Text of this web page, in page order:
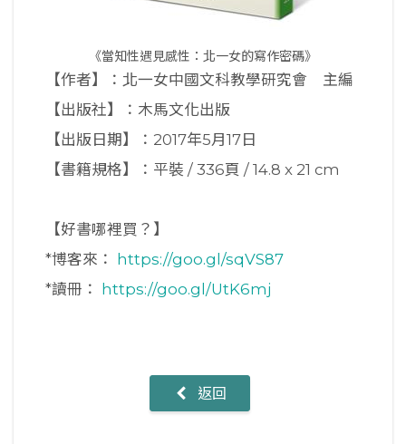
《當知性遇見感性：北一女的寫作密碼》
【作者】：北一女中國文科教學研究會 主編
【出版社】：木馬文化出版
【出版日期】：2017年5月17日
【書籍規格】：平裝 / 336頁 / 14.8 x 21 cm
【好書哪裡買？】
*博客來： https://goo.gl/sqVS87
*讀冊： https://goo.gl/UtK6mj
返回